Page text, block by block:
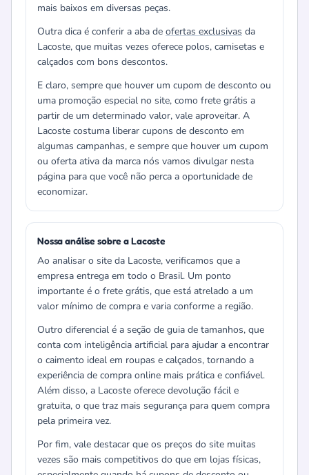
mais baixos em diversas peças.
Outra dica é conferir a aba de ofertas exclusivas da
Lacoste, que muitas vezes oferece polos, camisetas e
calçados com bons descontos.
E claro, sempre que houver um cupom de desconto ou
uma promoção especial no site, como frete grátis a
partir de um determinado valor, vale aproveitar. A
Lacoste costuma liberar cupons de desconto em
algumas campanhas, e sempre que houver um cupom
ou oferta ativa da marca nós vamos divulgar nesta
página para que você não perca a oportunidade de
economizar.
Nossa análise sobre a Lacoste
Ao analisar o site da Lacoste, verificamos que a
empresa entrega em todo o Brasil. Um ponto
importante é o frete grátis, que está atrelado a um
valor mínimo de compra e varia conforme a região.
Outro diferencial é a seção de guia de tamanhos, que
conta com inteligência artificial para ajudar a encontrar
o caimento ideal em roupas e calçados, tornando a
experiência de compra online mais prática e confiável.
Além disso, a Lacoste oferece devolução fácil e
gratuita, o que traz mais segurança para quem compra
pela primeira vez.
Por fim, vale destacar que os preços do site muitas
vezes são mais competitivos do que em lojas físicas,